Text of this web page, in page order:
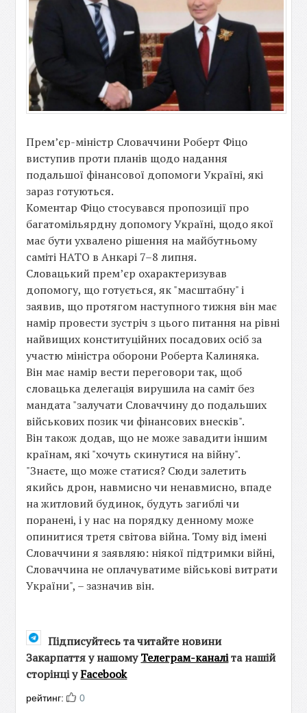
Прем’єр-міністр Словаччини Роберт Фіцо
виступив проти планів щодо надання
подальшої фінансової допомоги Україні, які
зараз готуються.
Коментар Фіцо стосувався пропозиції про
багатомільярдну допомогу Україні, щодо якої
має бути ухвалено рішення на майбутньому
саміті НАТО в Анкарі 7–8 липня.
Словацький прем’єр охарактеризував
допомогу, що готується, як "масштабну" і
заявив, що протягом наступного тижня він має
намір провести зустріч з цього питання на рівні
найвищих конституційних посадових осіб за
участю міністра оборони Роберта Калиняка.
Він має намір вести переговори так, щоб
словацька делегація вирушила на саміт без
мандата "залучати Словаччину до подальших
військових позик чи фінансових внесків".
Він також додав, що не може завадити іншим
країнам, які "хочуть скинутися на війну".
"Знаєте, що може статися? Сюди залетить
якийсь дрон, навмисно чи ненавмисно, впаде
на житловий будинок, будуть загиблі чи
поранені, і у нас на порядку денному може
опинитися третя світова війна. Тому від імені
Словаччини я заявляю: ніякої підтримки війні,
Словаччина не оплачуватиме військові витрати
України", – зазначив він.
Підписуйтесь та читайте новини
Закарпаття у нашомуТелеграм-каналіта нашій
сторінці уFacebook
рейтинг: 0